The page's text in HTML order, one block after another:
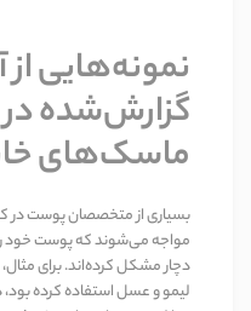
نمونه‌هایی
گزارش‌شده در
ماسک‌های
بسیاری از متخصصان پوست در
مواجه می‌شوند که پوست خود
دچار مشکل کرده‌اند. برای
لیمو و عسل استفاده کرده